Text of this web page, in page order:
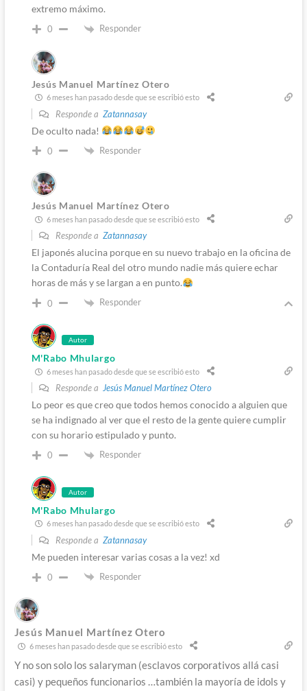
extremo máximo.
0 Responder
Jesús Manuel Martínez Otero
6 meses han pasado desde que se escribió esto
Responde a Zatannasay
De oculto nada!
0 Responder
Jesús Manuel Martínez Otero
6 meses han pasado desde que se escribió esto
Responde a Zatannasay
El japonés alucina porque en su nuevo trabajo en la oficina de
la Contaduría Real del otro mundo nadie más quiere echar
horas de más y se largan a en punto.
0 Responder
Autor
M'Rabo Mhulargo
6 meses han pasado desde que se escribió esto
Responde a Jesús Manuel Martínez Otero
Lo peor es que creo que todos hemos conocido a alguien que
se ha indignado al ver que el resto de la gente quiere cumplir
con su horario estipulado y punto.
0 Responder
Autor
M'Rabo Mhulargo
6 meses han pasado desde que se escribió esto
Responde a Zatannasay
Me pueden interesar varias cosas a la vez! xd
0 Responder
Jesús Manuel Martínez Otero
6 meses han pasado desde que se escribió esto
Y no son solo los salaryman (esclavos corporativos allá casi
casi) y pequeños funcionarios …también la mayoría de idols y